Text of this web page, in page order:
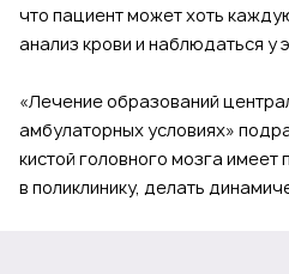
что пациент может хоть
анализ крови и наблюдаться у
«Лечение образований
амбулаторных условиях»
кистой головного мозга
в поликлинику, делать